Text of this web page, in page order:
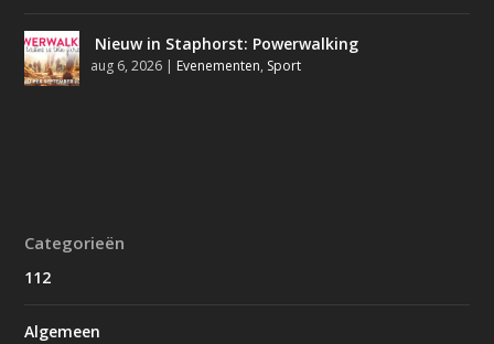
Nieuw in Staphorst: Powerwalking
aug 6, 2026 | Evenementen, Sport
Categorieën
112
Algemeen